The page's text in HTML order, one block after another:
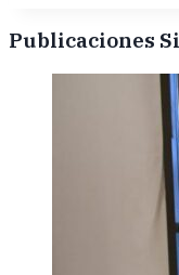
Publicaciones